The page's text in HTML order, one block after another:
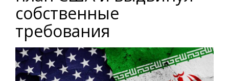
собственные
требования